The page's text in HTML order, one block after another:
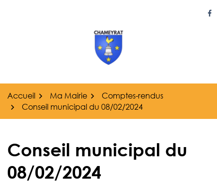
Accueil Ma Mairie
Comptes-rendus
Conseil municipal du 08/02/2024
Conseil municipal du
08/02/2024